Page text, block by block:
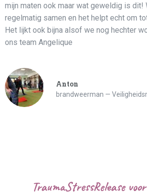
mijn maten ook maar wat geweldig is dit!
regelmatig samen en het helpt echt om
Het lijkt ook bijna alsof we nog hechter
ons team Angelique
Anton
brandweerman
TraumaStressRelease